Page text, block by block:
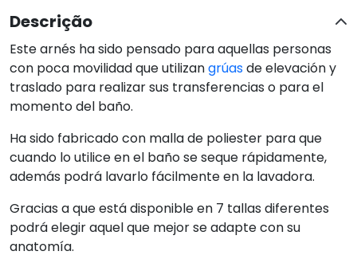
Descrição
Este arnés ha sido pensado para aquellas personas
con poca movilidad que utilizangrúasde elevación y
traslado para realizar sus transferencias o para el
momento del baño.
Ha sido fabricado con malla de poliester para que
cuando lo utilice en el baño se seque rápidamente,
además podrá lavarlo fácilmente en la lavadora.
Gracias a que está disponible en 7 tallas diferentes
podrá elegir aquel que mejor se adapte con su
anatomía.